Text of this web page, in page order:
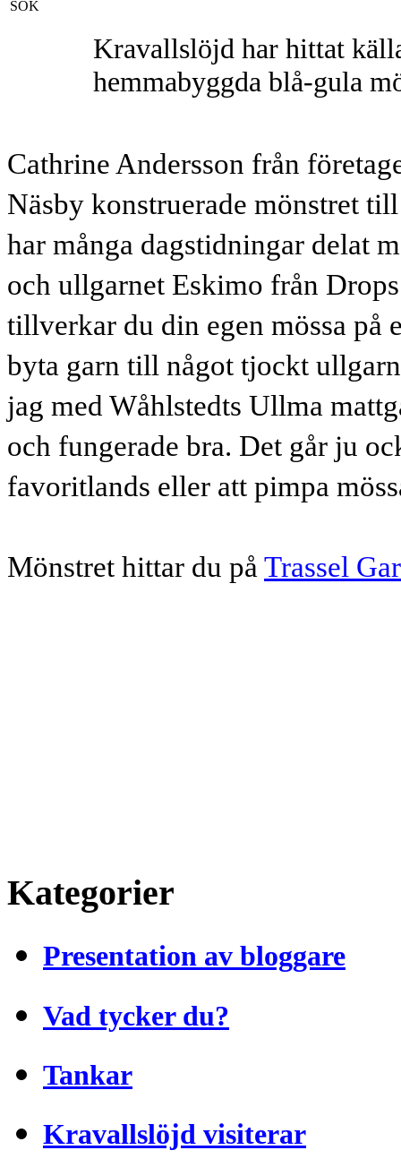
Kravallslöjd har hittat
hemmabyggda blå-gula
Cathrine Andersson från
Näsby konstruerade mönstret
har många dagstidningar delat
och ullgarnet Eskimo från
tillverkar du din egen mössa på
byta garn till något tjockt
jag med Wåhlstedts Ullma
och fungerade bra. Det går ju
favoritlands eller att pimpa
Mönstret hittar du påTrassel
Kategorier
Presentation av bloggare
Vad tycker du?
Tankar
Kravallslöjd visiterar